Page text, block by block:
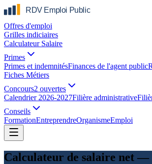
Offres d'emploi
Grilles indiciaires
Calculateur Salaire
Primes
Primes et indemnitésFinances de l'agent public
Fiches Métiers
Concours2 ouvertes
Calendrier 2026-2027Filière administrative
Conseils
FormationEntreprendreOrganismeEmploi
Calculateur de salaire net —